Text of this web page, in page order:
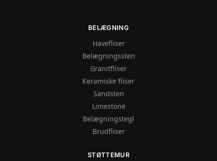
BELÆGNING
Havefliser
Belægningssten
Granitfliser
Keramiske fliser
Sandsten
Limestone
Belægningstegl
Brudfliser
STØTTEMUR